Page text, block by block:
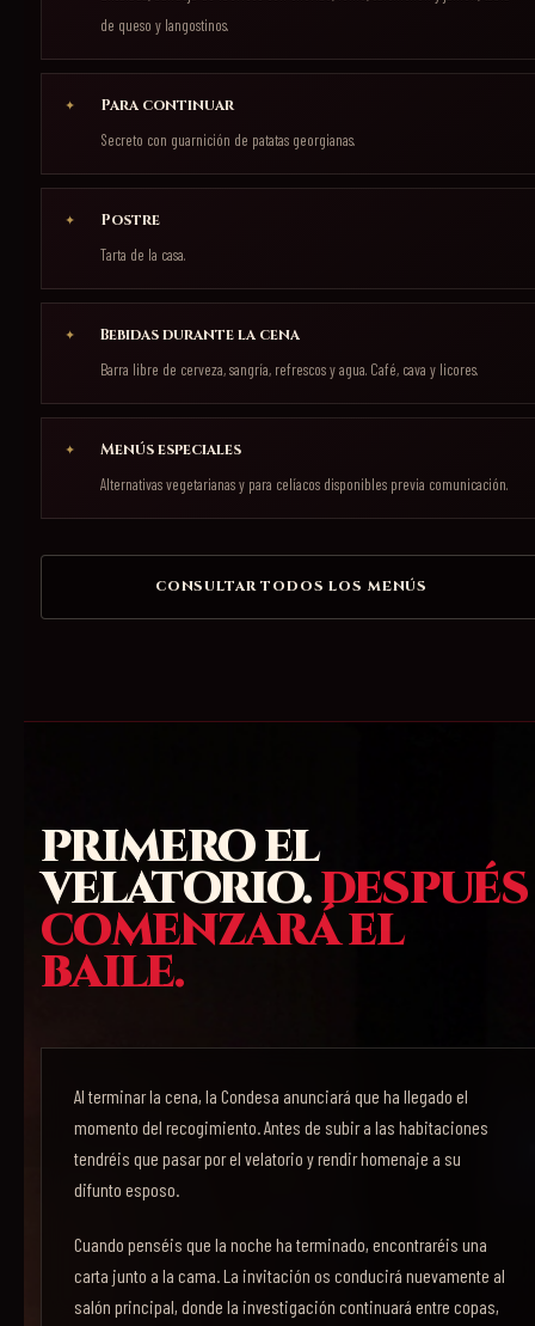
de queso y langostinos.
Para continuar
Secreto con guarnición de patatas georgianas.
Postre
Tarta de la casa.
Bebidas durante la cena
Barra libre de cerveza, sangría, refrescos y agua. Café, cava y licores.
Menús especiales
Alternativas vegetarianas y para celíacos disponibles previa comunicación.
CONSULTAR TODOS LOS MENÚS
PRIMERO EL
VELATORIO.DESPUÉS
COMENZARÁ EL
BAILE.
Al terminar la cena, la Condesa anunciará que ha llegado el
momento del recogimiento. Antes de subir a las habitaciones
tendréis que pasar por el velatorio y rendir homenaje a su
difunto esposo.
Cuando penséis que la noche ha terminado, encontraréis una
carta junto a la cama. La invitación os conducirá nuevamente al
salón principal, donde la investigación continuará entre copas,